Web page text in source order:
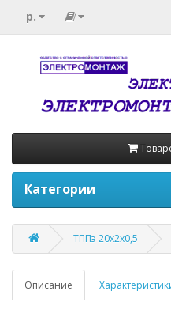
р.
Категории
ТППэ 20х2х0,5
Описание